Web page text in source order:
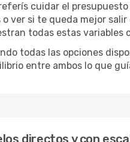
cuidar el
o ver si te queda mejor
todas estas variables
todas las opciones
entre ambos lo que
directos y con